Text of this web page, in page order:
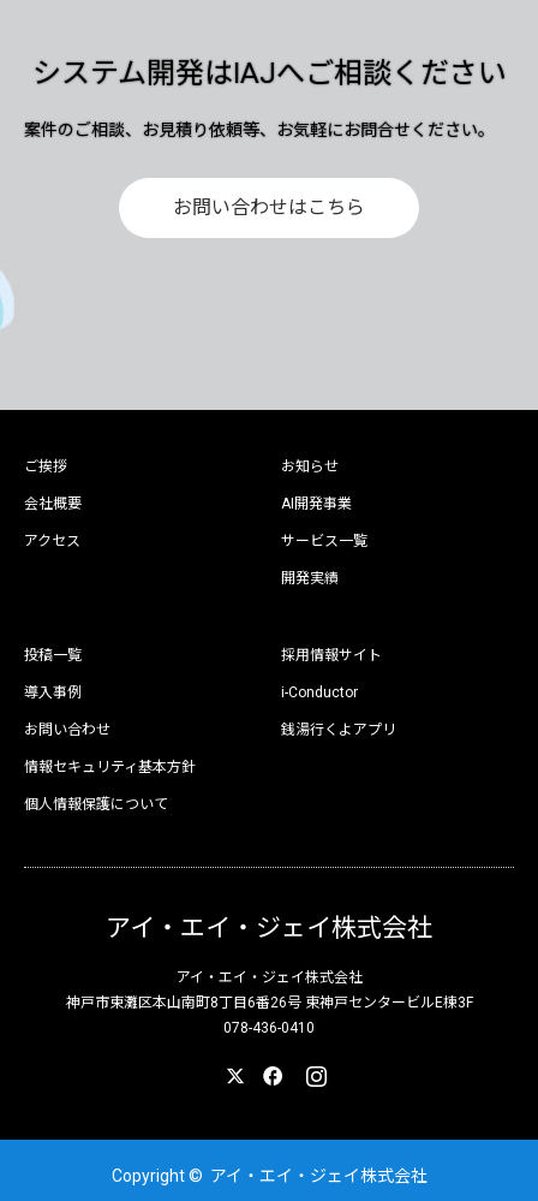
システム開発はIAJへご相談ください
案件のご相談、お見積り依頼等、お気軽にお問合せください。
お問い合わせはこちら
ご挨拶
会社概要
アクセス
お知らせ
AI開発事業
サービス一覧
開発実績
投稿一覧
導入事例
お問い合わせ
情報セキュリティ基本方針
個人情報保護について
採用情報サイト
i-Conductor
銭湯行くよアプリ
アイ・エイ・ジェイ株式会社
アイ・エイ・ジェイ株式会社
神戸市東灘区本山南町8丁目6番26号 東神戸センタービルE棟3F
078-436-0410
Copyright © アイ・エイ・ジェイ株式会社